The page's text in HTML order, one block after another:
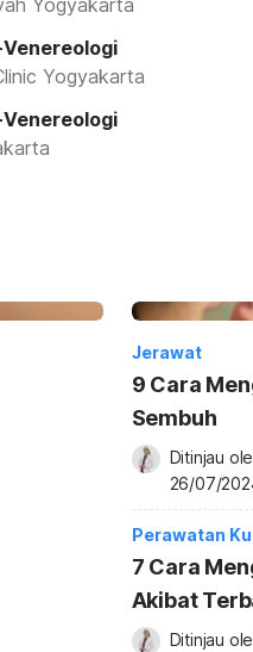
Yogyakarta
Yogyakarta
Jerawat
9 Cara
Sembuh
Ditinjau
26/07/
Perawatan
7 Cara
Akibat
Ditinjau